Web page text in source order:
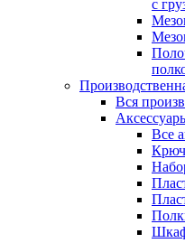
с
Вся
Все